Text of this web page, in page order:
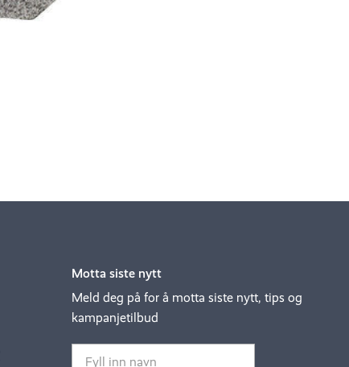
Motta siste nytt
Meld deg på for å motta siste nytt, tips og
kampanjetilbud